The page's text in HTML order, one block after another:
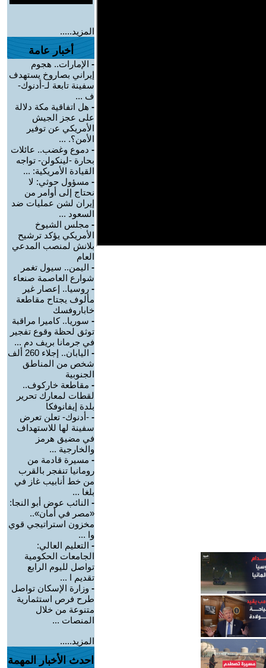
المزيد.....
أخبار عامة
- الإمارات.. هجوم
إيراني بصاروخ يستهدف
سفينة تابعة لـ-أدنوك-
ف ...
- هل اتفاقية مكة دلالة
على عجز الجيش
الأمريكي عن توفير
الأمن؟. ...
- دموع وغضب.. عائلات
بحارة -لينكولن- تواجه
القيادة الأمريكية: ...
- مسؤول حوثي: لا
نحتاج إلى أوامر من
إيران لشن عمليات ضد
السعود ...
- مجلس الشيوخ
الأمريكي يؤكد ترشيح
بلانش لمنصب المدعي
العام
- اليمن.. سيول تغمر
شوارع العاصمة صنعاء
- روسيا.. إعصار غير
مألوف يجتاح مقاطعة
خاباروفسك
- سوريا.. كاميرا مراقبة
توثق لحظة وقوع تفجير
في جرمانا بريف دم ...
-
اليابان.. إجلاء 260 ألف
شخص من المناطق
الجنوبية
- مقاطعة خاركوف..
لقطات لمعارك تحرير
بلدة إيفانوفكا
- -أدنوك- تعلن تعرض
سفينة لها للاستهداف
في مضيق هرمز
والخارجية ...
- مسيرة قادمة من
رومانيا تنفجر بالقرب
من خط أنابيب غاز في
بلغا ...
- النائب عوض أبو النجا:
«مصر في أمان»..
مخزون استراتيجي قوي
وا ...
- التعليم العالي:
الجامعات الحكومية
تواصل لليوم الرابع
تقديم ا ...
- وزارة الإسكان تواصل
طرح فرص استثمارية
متنوعة من خلال
المنصات ...
المزيد.....
احدث الأخبار المهمة